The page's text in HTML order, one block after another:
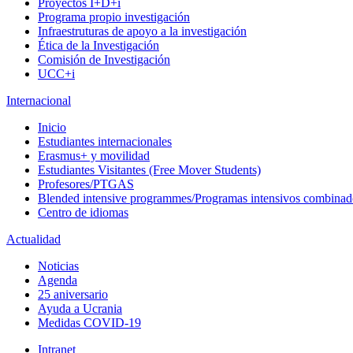
Proyectos I+D+i
Programa propio investigación
Infraestruturas de apoyo a la investigación
Ética de la Investigación
Comisión de Investigación
UCC+i
Internacional
Inicio
Estudiantes internacionales
Erasmus+ y movilidad
Estudiantes Visitantes (Free Mover Students)
Profesores/PTGAS
Blended intensive programmes/Programas intensivos
Centro de idiomas
Actualidad
Noticias
Agenda
25 aniversario
Ayuda a Ucrania
Medidas COVID-19
Intranet